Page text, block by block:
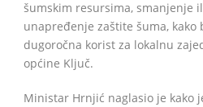
šumskim resursima, smanjenje
unapređenje zaštite šuma, kako
dugoročna korist za lokalnu
općine Ključ.
Ministar Hrnjić naglasio je kako